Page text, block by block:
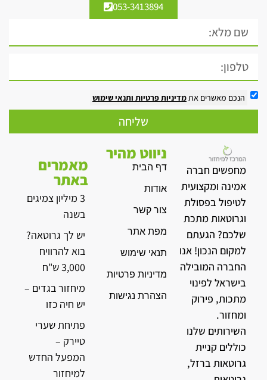
053-3413894
הנכם מאשרים אתמדיניות פרטיות ותנאי שימוש
שליחה
מחפשים חברה
אמינה ומקצועית
לטיפול בפסולת
וגרוטאות מתכת
שלכם? הגעתם
למקום הנכון! אנו
החברה המובילה
בישראל לפינוי
מתכות, פירוק
ומחזור.
השירותים שלנו
כוללים קניית
גרוטאות ברזל,
ניווט מהיר
דף הבית
אודות
צור קשר
מפת אתר
תנאי שימוש
מדיניות פרטיות
הצהרת נגישות
מאמרים
באתר
3 מיליון צמיגים
בשנה
יש לך גרוטאה?
בוא להרוויח
3,000 ש"ח
מיחזור בגדים –
יש חיה כזו
פתיחת שערי
טיירק –
המפעל החדש
למיחזור